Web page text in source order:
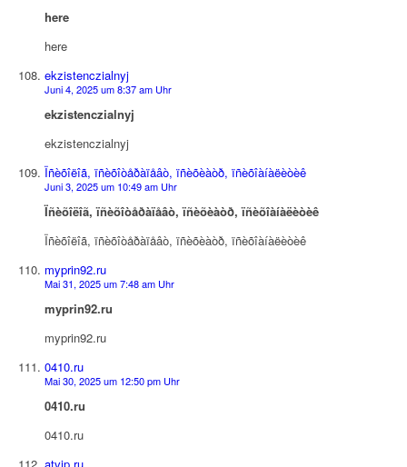
here
here
ekzistenczialnyj
Juni 4, 2025 um 8:37 am Uhr
ekzistenczialnyj
ekzistenczialnyj
Ïñèõîëîã, ïñèõîòåðàïåâò, ïñèõèàòð, ïñèõîàíàëèòèê
Juni 3, 2025 um 10:49 am Uhr
Ïñèõîëîã, ïñèõîòåðàïåâò, ïñèõèàòð, ïñèõîàíàëèòèê
Ïñèõîëîã, ïñèõîòåðàïåâò, ïñèõèàòð, ïñèõîàíàëèòèê
myprin92.ru
Mai 31, 2025 um 7:48 am Uhr
myprin92.ru
myprin92.ru
0410.ru
Mai 30, 2025 um 12:50 pm Uhr
0410.ru
0410.ru